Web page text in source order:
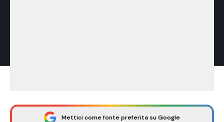
Mettici come fonte preferita su Google